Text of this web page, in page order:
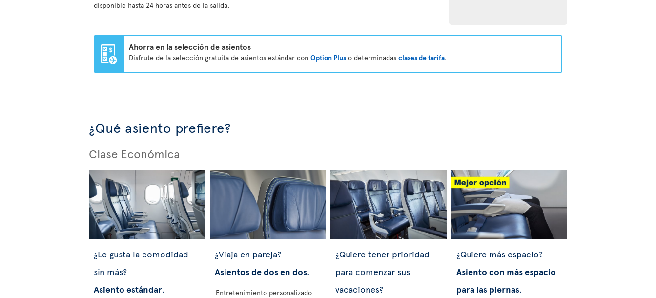
disponible hasta 24 horas antes de la salida.
Ahorra en la selección de asientos
Disfrute de la selección gratuita de asientos estándar con Option Plus o determinadas clases de tarifa.
¿Qué asiento prefiere?
Clase Económica
¿Le gusta la comodidad
sin más?
Asiento estándar.
¿Viaja en pareja?
Asientos de dos en dos.
Entretenimiento personalizado
¿Quiere tener prioridad
para comenzar sus
vacaciones?
¿Quiere más espacio?
Asiento con más espacio
para las piernas.